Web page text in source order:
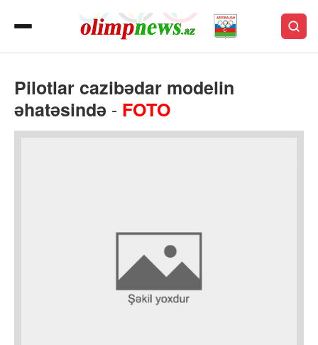
Pilotlar cazibədar modelin
əhatəsində - FOTO